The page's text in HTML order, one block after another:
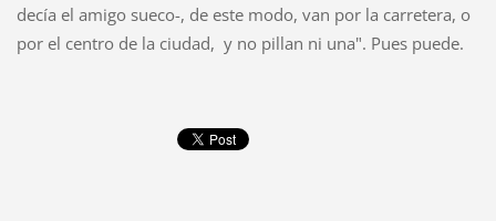
decía el amigo sueco-, de este modo, van por la carretera, o
por el centro de la ciudad, y no pillan ni una". Pues puede.